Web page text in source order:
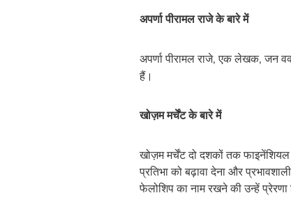
अपर्णा पीरामल राजे के बारे में
अपर्णा पीरामल राजे, एक लेखक, जन
हैं।
खोज़म मर्चेंट के बारे में
खोज़म मर्चेंट दो दशकों तक फाइनेंशियल
प्रतिभा को बढ़ावा देना और
फेलोशिप का नाम रखने की उन्‍हें प्रेरणा